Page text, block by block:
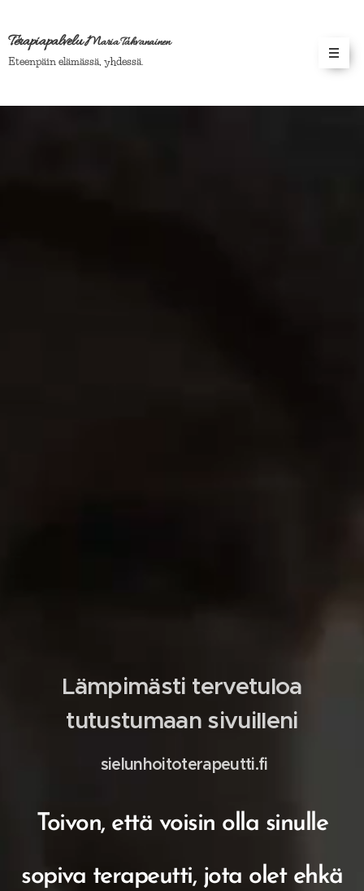
TerapiapalveluMaria Tahvanainen
Eteenpäin elämässä, yhdessä.
Lämpimästi tervetuloa
tutustumaan sivuilleni
sielunhoitoterapeutti.fi
Toivon, että voisin olla sinulle
sopiva terapeutti, jota olet ehkä